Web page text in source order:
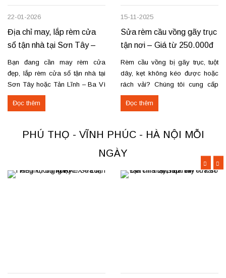
22-01-2026
Địa chỉ may, lắp rèm cửa
sổ tận nhà tại Sơn Tây –
Tản Lĩnh Ba Vì
Bạn đang cần may rèm cửa
đẹp, lắp rèm cửa sổ tận nhà tại
Sơn Tây hoặc Tản Lĩnh – Ba Vì
với giá hợp lý? Chúng tôi
chuyên may rèm theo yêu cầu,
tiến độ. Thực tế, chúng tôi vừa
hoàn thiện thi công rèm...
Đọc thêm
15-11-2025
Sửa rèm cầu vồng gãy trục
tận nơi – Giá từ 250.000đ
có VAT
Rèm cầu vồng bị gãy trục, tuột
dây, kẹt không kéo được hoặc
rách vải? Chúng tôi cung cấp
dịch vụ sửa rèm cầu vồng tận
nơi, đảm bảo rèm hoạt động trơn
cấu kéo để rèm mở – đóng êm
Thay dây...
Đọc thêm
PHÚ THỌ - VĨNH PHÚC - HÀ NỘI MỖI
NGÀY